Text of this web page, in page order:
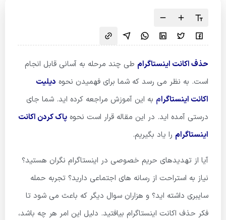
حذف اکانت اینستاگرام طی چند مرحله به آسانی قابل انجام
است. به نظر می رسد که شما برای فهمیدن نحوه دیلیت
اکانت اینستاگرام به این آموزش مراجعه کرده اید. شما جای
درستی آمده اید. در این مقاله قرار است نحوه پاک کردن اکانت
اینستاگرام را یاد بگیریم.
آیا از تهدیدهای حریم خصوصی در اینستاگرام نگران هستید؟
نیاز به استراحت از رسانه های اجتماعی دارید؟ تجربه حمله
سایبری داشته اید؟ و هزاران سوال دیگر که باعث می شود تا
فکر حذف اکانت اینستاگرام بیافتید. دلیل این امر هر چه باشد،